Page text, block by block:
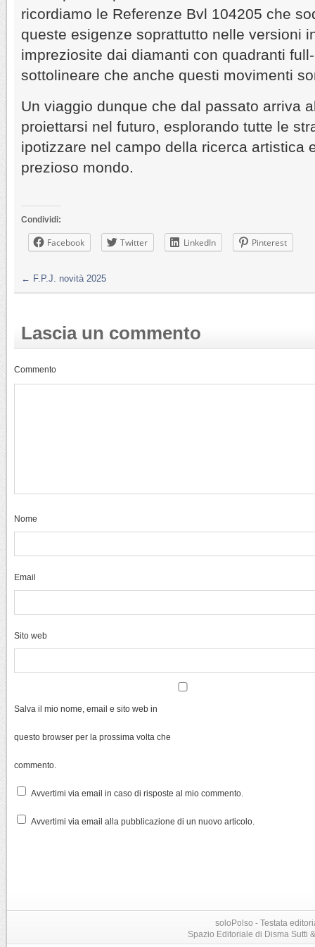
ricordiamo le Referenze Bvl 104205 che
queste esigenze soprattutto nelle versioni
impreziosite dai diamanti con quadranti
sottolineare che anche questi movimenti
Un viaggio dunque che dal passato arriva
proiettarsi nel futuro, esplorando tutte le
ipotizzare nel campo della ricerca artistica
prezioso mondo.
Condividi:
Facebook Twitter LinkedIn Pinterest
← F.P.J. novità 2025
Lascia un commento
Commento
Nome
Email
Sito web
Salva il mio nome, email e sito web in
questo browser per la prossima volta che
commento.
Avvertimi via email in caso di risposte al mio commento.
Avvertimi via email alla pubblicazione di un nuovo articolo.
soloPolso - Testata
Spazio Editoriale di Disma Sutti